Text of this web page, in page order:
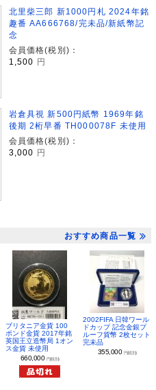
北里柴三郎 新1000円札 2024年銘
趣番 AA666768/完未品/新紙幣記
念
会員価格(税別)：
1,500
円
岩倉具視 新500円紙幣 1969年銘
後期 2桁早番 TH000078F 未使用
会員価格(税別)：
3,000
円
おすすめ商品一覧
ブリタニア金貨 100
ポンド金貨 2017年銘
英国王立造幣局 1オン
ス金貨 未使用
660,000 円(税別)
2002FIFA 日韓ワール
ドカップ 記念金銀プ
ルーフ貨幣 2枚セット
完未品
355,000 円(税別)